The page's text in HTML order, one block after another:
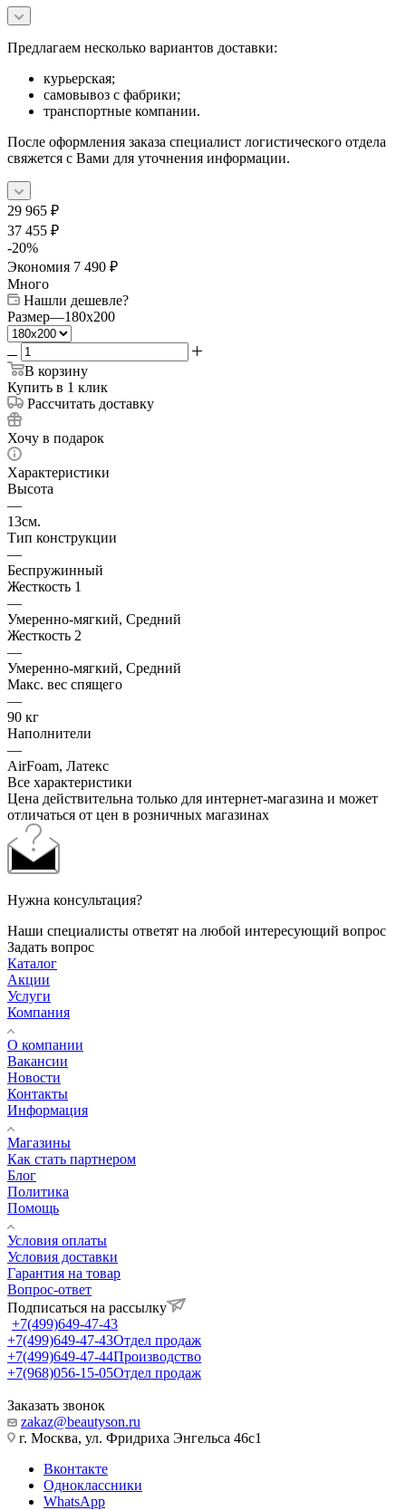
Предлагаем несколько вариантов доставки:
курьерская;
самовывоз с фабрики;
транспортные компании.
После оформления заказа специалист логистического отдела
свяжется с Вами для уточнения информации.
29 965 ₽
37 455 ₽
-20%
Экономия 7 490 ₽
Много
Нашли дешевле?
Размер—180x200
В корзину
Купить в 1 клик
Рассчитать доставку
Хочу в подарок
Характеристики
Высота
—
13см.
Тип конструкции
—
Беспружинный
Жесткость 1
—
Умеренно-мягкий, Средний
Жесткость 2
—
Умеренно-мягкий, Средний
Макс. вес спящего
—
90 кг
Наполнители
—
AirFoam, Латекс
Все характеристики
Цена действительна только для интернет-магазина и может
отличаться от цен в розничных магазинах
Нужна консультация?
Наши специалисты ответят на любой интересующий вопрос
Задать вопрос
Каталог
Акции
Услуги
Компания
О компании
Вакансии
Новости
Контакты
Информация
Магазины
Как стать партнером
Блог
Политика
Помощь
Условия оплаты
Условия доставки
Гарантия на товар
Вопрос-ответ
Подписаться на рассылку
+7(499)649-47-43
+7(499)649-47-43Отдел продаж
+7(499)649-47-44Производство
+7(968)056-15-05Отдел продаж
Заказать звонок
zakaz@beautyson.ru
г. Москва, ул. Фридриха Энгельса 46с1
Вконтакте
Одноклассники
WhatsApp